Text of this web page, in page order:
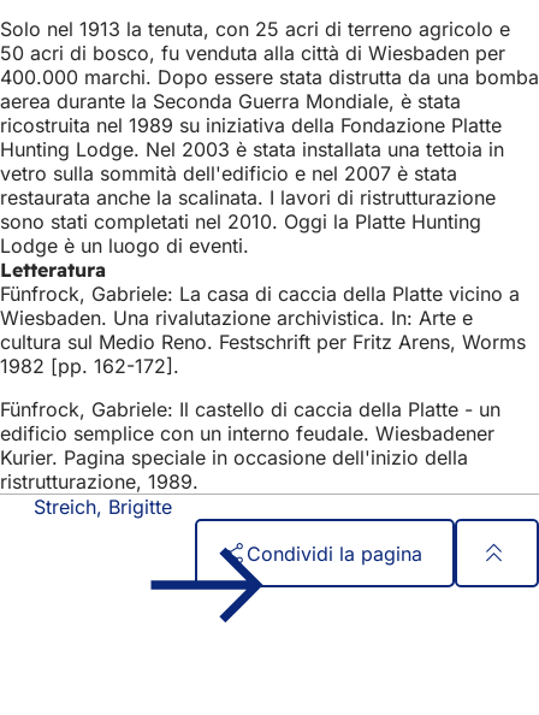
Solo nel 1913 la tenuta, con 25 acri di terreno agricolo e
50 acri di bosco, fu venduta alla città di Wiesbaden per
400.000 marchi. Dopo essere stata distrutta da una bomba
aerea durante la Seconda Guerra Mondiale, è stata
ricostruita nel 1989 su iniziativa della Fondazione Platte
Hunting Lodge. Nel 2003 è stata installata una tettoia in
vetro sulla sommità dell'edificio e nel 2007 è stata
restaurata anche la scalinata. I lavori di ristrutturazione
sono stati completati nel 2010. Oggi la Platte Hunting
Lodge è un luogo di eventi.
Letteratura
Fünfrock, Gabriele: La casa di caccia della Platte vicino a
Wiesbaden. Una rivalutazione archivistica. In: Arte e
cultura sul Medio Reno. Festschrift per Fritz Arens, Worms
1982 [pp. 162-172].
Fünfrock, Gabriele: Il castello di caccia della Platte - un
edificio semplice con un interno feudale. Wiesbadener
Kurier. Pagina speciale in occasione dell'inizio della
ristrutturazione, 1989.
Streich, Brigitte
Condividi la pagina